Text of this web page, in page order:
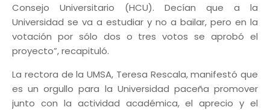
Consejo Universitario (HCU). Decían que a la
Universidad se va a estudiar y no a bailar, pero en la
votación por sólo dos o tres votos se aprobó el
proyecto”, recapituló.
La rectora de la UMSA, Teresa Rescala, manifestó que
es un orgullo para la Universidad paceña promover
junto con la actividad académica, el aprecio y el